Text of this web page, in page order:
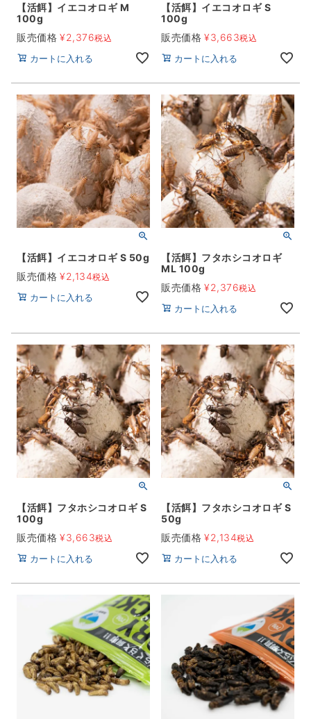
【活餌】イエコオロギ M
100g
販売価格 ¥2,376税込
カートに入れる
【活餌】イエコオロギ S
100g
販売価格 ¥3,663税込
カートに入れる
【活餌】イエコオロギ S 50g
販売価格 ¥2,134税込
カートに入れる
【活餌】フタホシコオロギ
ML 100g
販売価格 ¥2,376税込
カートに入れる
【活餌】フタホシコオロギ S
100g
販売価格 ¥3,663税込
カートに入れる
【活餌】フタホシコオロギ S
50g
販売価格 ¥2,134税込
カートに入れる